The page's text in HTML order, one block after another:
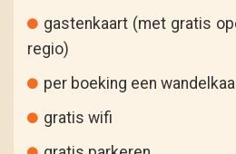
gastenkaart (met gratis
regio)
per boeking een
gratis wifi